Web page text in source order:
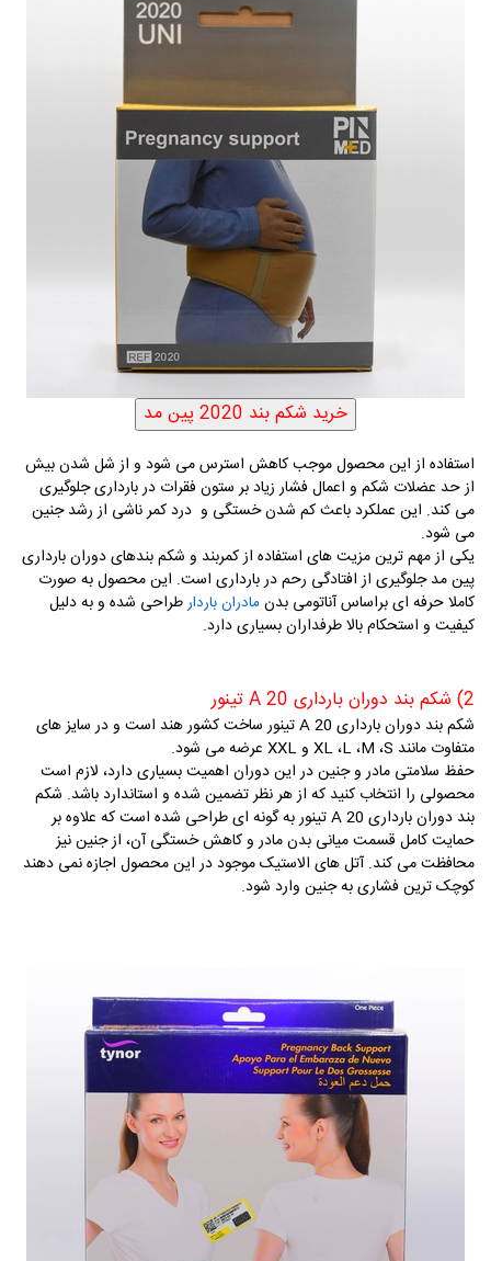
استفاده از این محصول موجب کاهش استرس می شود و از شل شدن بیش
از حد عضلات شکم و اعمال فشار زیاد بر ستون فقرات در بارداری جلوگیری
می کند. این عملکرد باعث کم شدن خستگی و درد کمر ناشی از رشد جنین
می شود.
یکی از مهم ترین مزیت های استفاده از کمربند و شکم بندهای دوران بارداری
پین مد جلوگیری از افتادگی رحم در بارداری است. این محصول به صورت
کاملا حرفه ای براساس آناتومی بدنمادران باردارطراحی شده و به دلیل
کیفیت و استحکام بالا طرفداران بسیاری دارد.
2) شکم بند دوران بارداری A 20تینور
شکم بند دوران بارداری A 20تینور ساخت کشور هند است و در سایز های
متفاوت مانند S، M،L،XL وXXL عرضه می شود.
حفظ سلامتی مادر و جنین در این دوران اهمیت بسیاری دارد، لازم است
محصولی را انتخاب کنید که از هر نظر تضمین شده و استاندارد باشد. شکم
بند دوران بارداری A 20تینور به گونه ای طراحی شده است که علاوه بر
حمایت کامل قسمت میانی بدن مادر و کاهش خستگی آن، از جنین نیز
محافظت می کند. آتل های الاستیک موجود در این محصول اجازه نمی دهند
کوچک ترین فشاری به جنین وارد شود.